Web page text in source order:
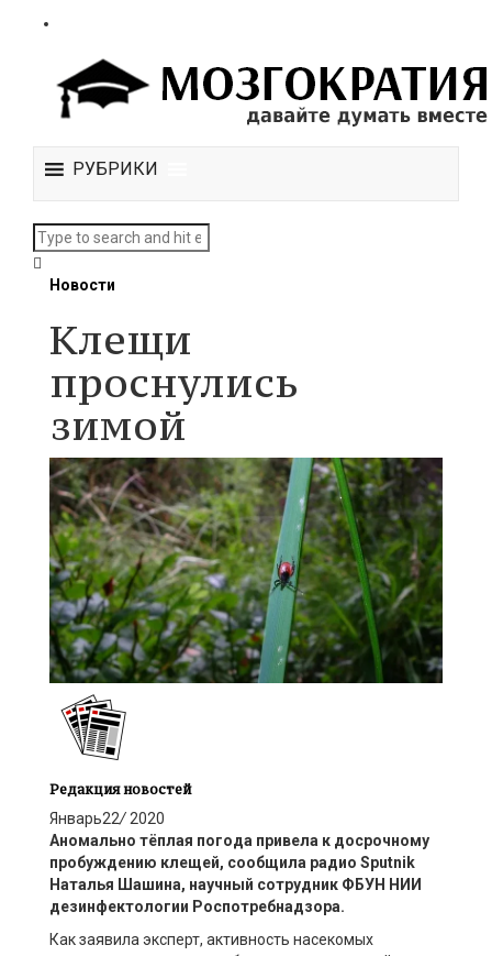
РУБРИКИ
Новости
Клещи
проснулись
зимой
Редакция новостей
Январь22/ 2020
Аномально тёплая погода привела к досрочному
пробуждению клещей, сообщила радио Sputnik
Наталья Шашина, научный сотрудник ФБУН НИИ
дезинфектологии Роспотребнадзора.
Как заявила эксперт, активность насекомых